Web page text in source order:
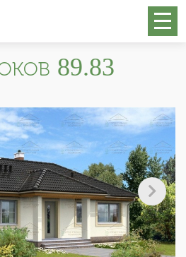
89.83